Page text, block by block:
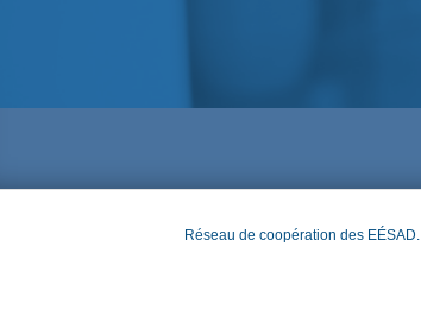
Réseau de coopération des EÉSAD.